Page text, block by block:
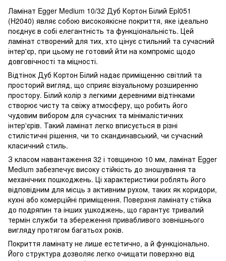
Ламінат Egger Medium 10/32 Дуб Кортон Білий Epl051
(H2040) являє собою високоякісне покриття, яке ідеально
поєднує в собі елегантність та функціональність. Цей
ламінат створений для тих, хто цінує стильний та сучасний
інтер'єр, при цьому не готовий йти на компроміс щодо
довговічності та міцності.
Відтінок Дуб Кортон Білий надає приміщенню світлий та
просторий вигляд, що сприяє візуальному розширенню
простору. Білий колір з легкими деревними відтінками
створює чисту та свіжу атмосферу, що робить його
чудовим вибором для сучасних та мінімалістичних
інтер'єрів. Такий ламінат легко вписується в різні
стилістичні рішення, чи то скандинавський, чи сучасний
класичний стиль.
З класом навантаження 32 і товщиною 10 мм, ламінат Egger
Medium забезпечує високу стійкість до зношування та
механічних пошкоджень. Ці характеристики роблять його
відповідним для місць з активним рухом, таких як коридори,
кухні або комерційні приміщення. Поверхня ламінату стійка
до подряпин та інших ушкоджень, що гарантує тривалий
термін служби та збереження привабливого зовнішнього
вигляду протягом багатьох років.
Покриття ламінату не лише естетично, а й функціонально.
Його структура дозволяє легко очищати поверхню від